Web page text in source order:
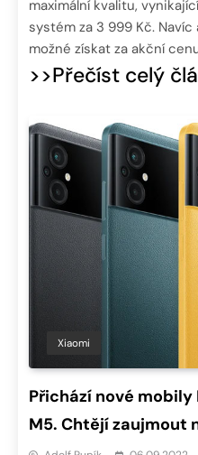
maximální kvalitu,
systém za 3 999 Kč.
možné získat za akční
>>Přečíst celý
Xiaomi
Přichází nové mobily
M5. Chtějí zaujmout